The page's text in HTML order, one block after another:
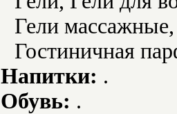
Гели
Гостиничная
Напитки: .
Обувь: .